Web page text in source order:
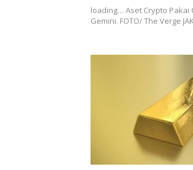
loading… Aset Crypto Pakai
Gemini. FOTO/ The Verge